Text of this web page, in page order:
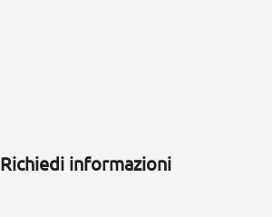
Richiedi informazioni